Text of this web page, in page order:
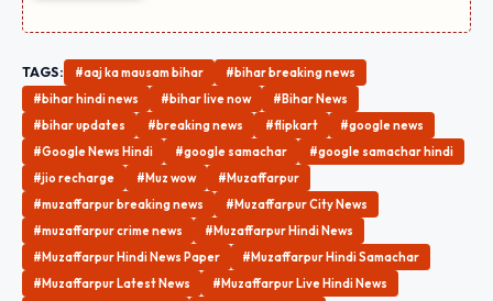
TAGS: #aaj ka mausam bihar
#bihar breaking news
#bihar hindi news
#bihar live now
#Bihar News
#bihar updates
#breaking news #flipkart
#google news
#Google News Hindi
#google samachar
#google samachar hindi
#jio recharge
#Muz wow
#Muzaffarpur
#muzaffarpur breaking news
#Muzaffarpur City News
#muzaffarpur crime news
#Muzaffarpur Hindi News
#Muzaffarpur Hindi News Paper
#Muzaffarpur Hindi Samachar
#Muzaffarpur Latest News
#Muzaffarpur Live Hindi News